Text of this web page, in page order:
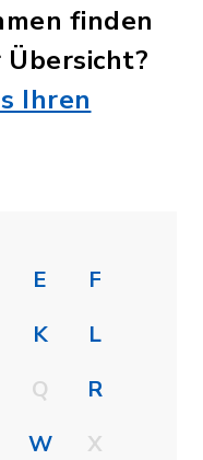
finden
Übersicht?
Ihren
E
F
K
L
Q
R
W
X